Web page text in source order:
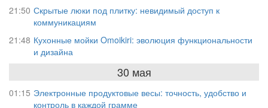
21:50 Скрытые люки под плитку: невидимый доступ к
коммуникациям
21:48 Кухонные мойки Omoikiri: эволюция функциональности
и дизайна
30 мая
01:15 Электронные продуктовые весы: точность, удобство и
контроль в каждой грамме